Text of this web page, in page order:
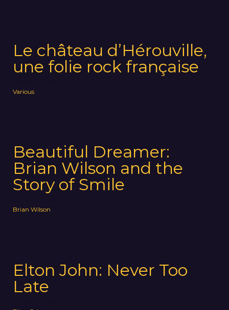
Le château d’Hérouville,
une folie rock française
Various
Beautiful Dreamer:
Brian Wilson and the
Story of Smile
Brian Wilson
Elton John: Never Too
Late